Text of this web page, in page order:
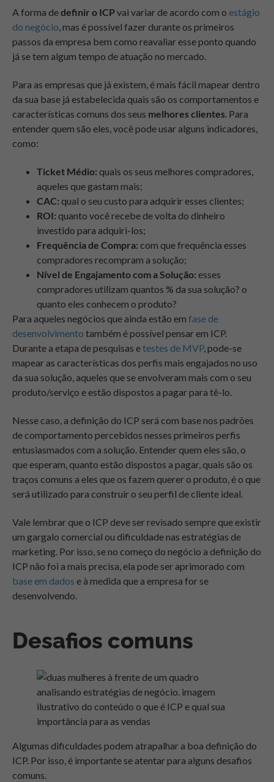
A forma dedefinir o ICPvai variar de acordo com o estágio
do negócio, mas é possível fazer durante os primeiros
passos da empresa bem como reavaliar esse ponto quando
já se tem algum tempo de atuação no mercado.
Para as empresas que já existem, é mais fácil mapear dentro
da sua base já estabelecida quais são os comportamentos e
características comuns dos seus melhores clientes. Para
entender quem são eles, você pode usar alguns indicadores,
como:
Ticket Médio: quais os seus melhores compradores,
aqueles que gastam mais;
CAC: qual o seu custo para adquirir esses clientes;
ROI: quanto você recebe de volta do dinheiro
investido para adquiri-los;
Frequência de Compra: com que frequência esses
compradores recompram a solução;
Nível de Engajamento com a Solução: esses
compradores utilizam quantos % da sua solução? o
quanto eles conhecem o produto?
Para aqueles negócios que ainda estão em fase de
desenvolvimento também é possível pensar em ICP.
Durante a etapa de pesquisas etestes de MVP, pode-se
mapear as características dos perfis mais engajados no uso
da sua solução, aqueles que se envolveram mais com o seu
produto/serviço e estão dispostos a pagar para tê-lo.
Nesse caso, a definição do ICP será com base nos padrões
de comportamento percebidos nesses primeiros perfis
entusiasmados com a solução. Entender quem eles são, o
que esperam, quanto estão dispostos a pagar, quais são os
traços comuns a eles que os fazem querer o produto, é o que
será utilizado para construir o seu perfil de cliente ideal.
Vale lembrar que o ICP deve ser revisado sempre que existir
um gargalo comercial ou dificuldade nas estratégias de
marketing. Por isso, se no começo do negócio a definição do
ICP não foi a mais precisa, ela pode ser aprimorado com
base em dados e à medida que a empresa for se
desenvolvendo.
Desafios comuns
Algumas dificuldades podem atrapalhar a boa definição do
ICP. Por isso, é importante se atentar para alguns desafios
comuns.